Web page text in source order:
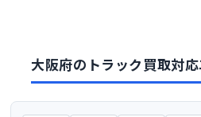
大阪府のトラック買取対応